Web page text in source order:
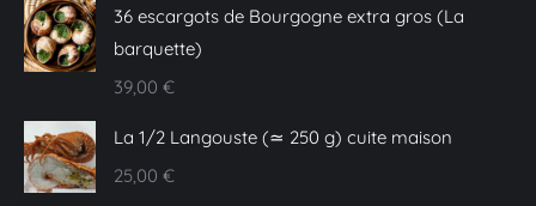
36 escargots de Bourgogne extra gros (La
barquette)
39,00 €
La 1/2 Langouste (≃ 250 g) cuite maison
25,00 €